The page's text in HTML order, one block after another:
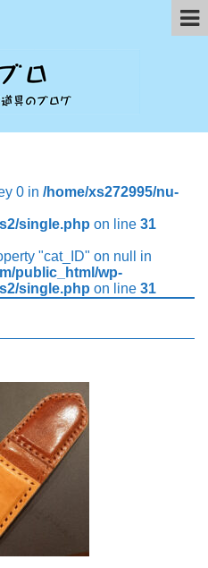
0 in /home/xs272995/nu-
single.php on line 31
"cat_ID" on null in
public_html/wp-
single.php on line 31